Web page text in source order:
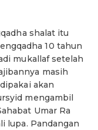
shalat itu
10 tahun
mukallaf setelah
masih
akan
mengambil
Umar Ra
lupa. Pandangan